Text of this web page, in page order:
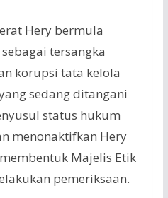
Hery bermula
tersangka
korupsi tata kelola
sedang ditangani
status hukum
menonaktifkan Hery
Majelis Etik
pemeriksaan.